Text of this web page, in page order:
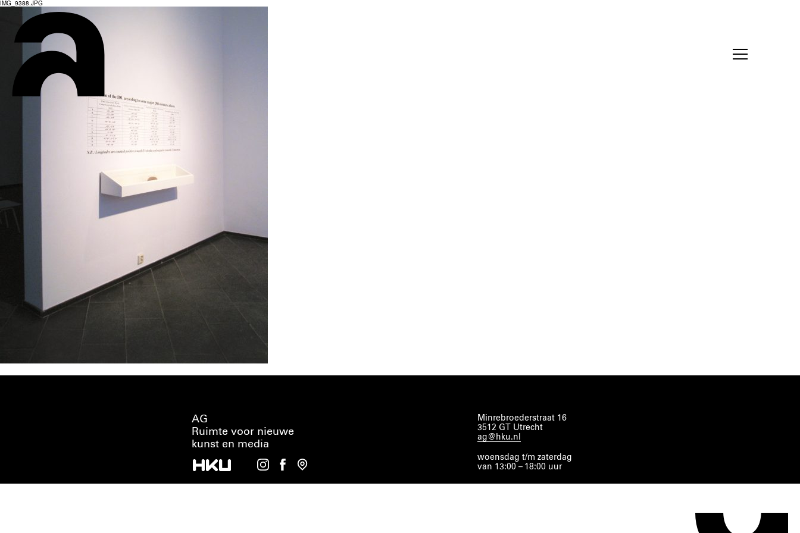
IMG_9388.JPG
AG
Ruimte voor nieuwe
kunst en media
Minrebroederstraat 16
3512 GT Utrecht
ag@hku.nl
woensdag t/m zaterdag
van 13:00 – 18:00 uur